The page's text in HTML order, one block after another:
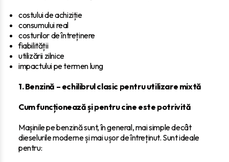
costului de achiziție
consumului real
costurilor de întreținere
fiabilității
utilizării zilnice
impactului pe termen lung
1. Benzină – echilibrul clasic pentru utilizare mixtă
Cum funcționează și pentru cine este potrivită
Mașinile pe benzină sunt, în general, mai simple decât
dieselurile moderne și mai ușor de întreținut. Sunt ideale
pentru: